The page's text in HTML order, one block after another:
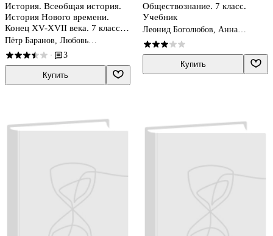
История. Всеобщая история.
История Нового времени.
Конец XV-XVII века. 7 класс.
Учебник
Пётр Баранов, Любовь
Ванюшкина, Анна Юдовская
· 3
Купить
Обществознание. 7 класс.
Учебник
Леонид Боголюбов, Анна
Лазебникова, Анастасия
Половникова
Купить